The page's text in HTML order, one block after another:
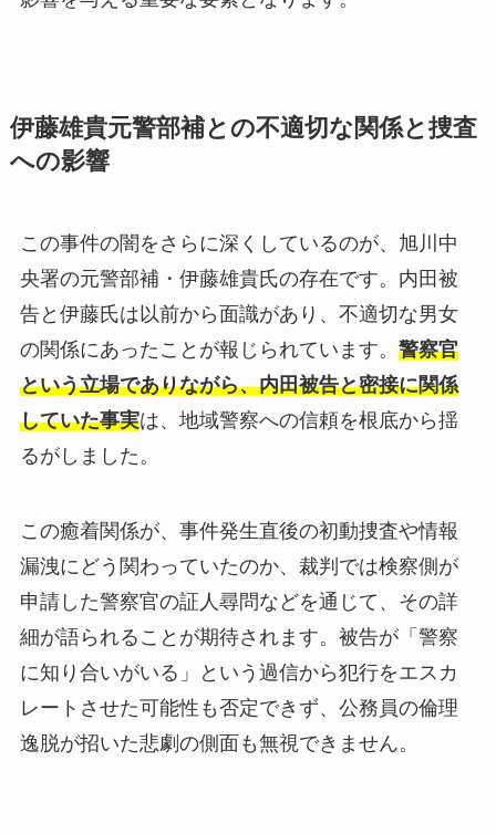
伊藤雄貴元警部補との不適切な関係と捜査
への影響
この事件の闇をさらに深くしているのが、旭川中
央署の元警部補・伊藤雄貴氏の存在です。内田被
告と伊藤氏は以前から面識があり、不適切な男女
の関係にあったことが報じられています。 警察官
という立場でありながら、内田被告と密接に関係
していた事実は、地域警察への信頼を根底から揺
るがしました。
この癒着関係が、事件発生直後の初動捜査や情報
漏洩にどう関わっていたのか、裁判では検察側が
申請した警察官の証人尋問などを通じて、その詳
細が語られることが期待されます。被告が「警察
に知り合いがいる」という過信から犯行をエスカ
レートさせた可能性も否定できず、公務員の倫理
逸脱が招いた悲劇の側面も無視できません。